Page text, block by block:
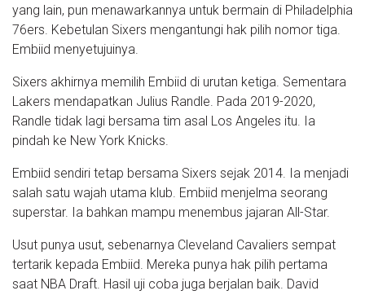
yang lain, pun menawarkannya untuk bermain di Philadelphia
76ers. Kebetulan Sixers mengantungi hak pilih nomor tiga.
Embiid menyetujuinya.
Sixers akhirnya memilih Embiid di urutan ketiga. Sementara
Lakers mendapatkan Julius Randle. Pada 2019-2020,
Randle tidak lagi bersama tim asal Los Angeles itu. Ia
pindah ke New York Knicks.
Embiid sendiri tetap bersama Sixers sejak 2014. Ia menjadi
salah satu wajah utama klub. Embiid menjelma seorang
superstar. Ia bahkan mampu menembus jajaran All-Star.
Usut punya usut, sebenarnya Cleveland Cavaliers sempat
tertarik kepada Embiid. Mereka punya hak pilih pertama
saat NBA Draft. Hasil uji coba juga berjalan baik. David